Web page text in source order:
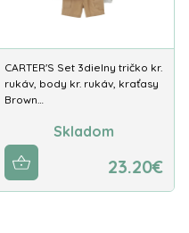
CARTER'S Set 3dielny tričko kr.
rukáv, body kr. rukáv, kraťasy
Brown…
Skladom
23.20€